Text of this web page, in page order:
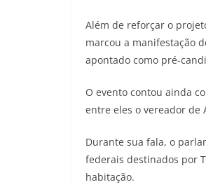
Além de reforçar o
marcou a manifestação
apontado como pré-
O evento contou ainda
entre eles o vereador de
Durante sua fala, o
federais destinados por
habitação.